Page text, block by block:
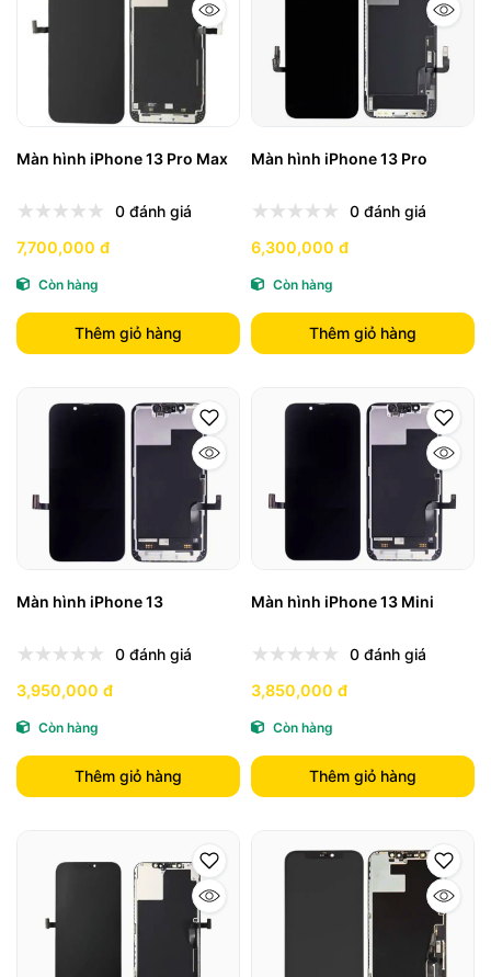
Màn hình iPhone 13 Pro Max
0 đánh giá
7,700,000 đ
Còn hàng
Thêm giỏ hàng
Màn hình iPhone 13 Pro
0 đánh giá
6,300,000 đ
Còn hàng
Thêm giỏ hàng
Màn hình iPhone 13
0 đánh giá
3,950,000 đ
Còn hàng
Thêm giỏ hàng
Màn hình iPhone 13 Mini
0 đánh giá
3,850,000 đ
Còn hàng
Thêm giỏ hàng